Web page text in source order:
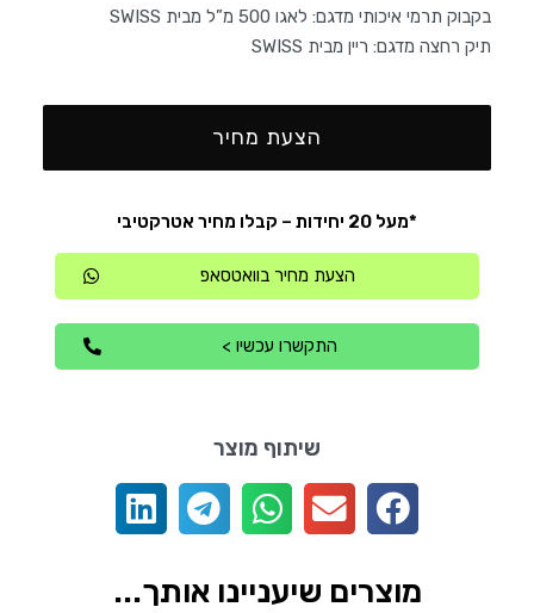
בקבוק תרמי איכותי מדגם: לאגו 500 מ”ל מבית SWISS
תיק רחצה מדגם: ריין מבית SWISS
הצעת מחיר
*מעל 20 יחידות – קבלו מחיר אטרקטיבי
הצעת מחיר בוואטסאפ
התקשרו עכשיו >
שיתוף מוצר
מוצרים שיעניינו אותך...